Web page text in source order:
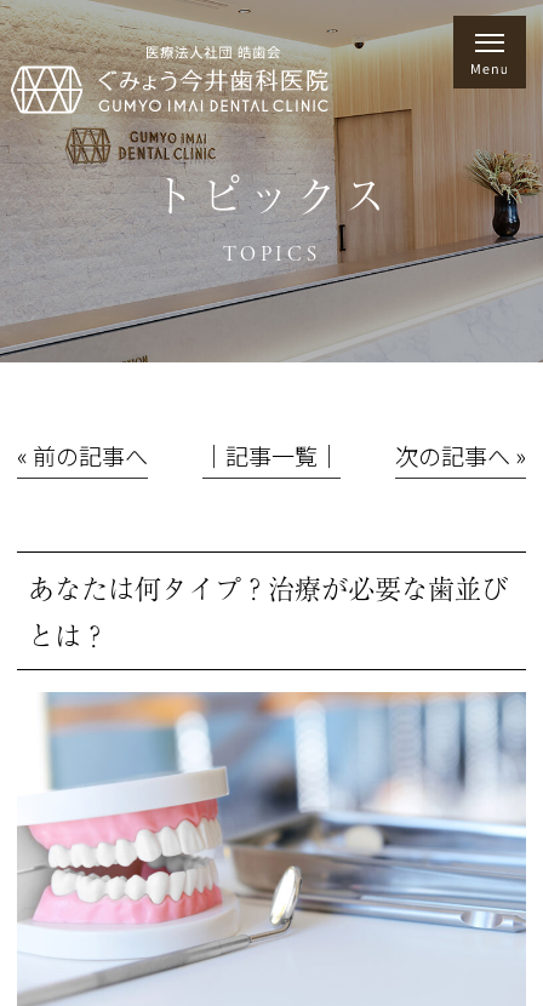
トピックス
TOPICS
« 前の記事へ │記事一覧│ 次の記事へ »
あなたは何タイプ？治療が必要な歯並び
とは？